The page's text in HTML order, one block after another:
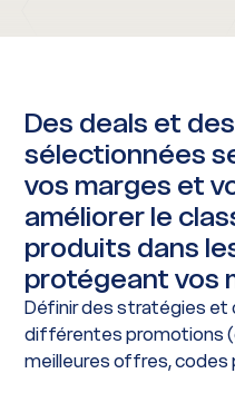
Des deals et
sélectionnées
vos marges et
améliorer le
produits dans
protégeant vos
Définir des stratégies et
différentes promotions
meilleures offres, codes